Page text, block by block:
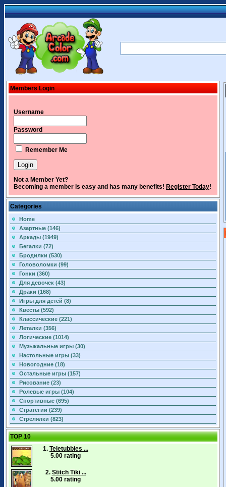
Members Login
Username
Password
Remember Me
Not a Member Yet?
Becoming a member is easy and has many benefits! Register Today!
Categories
Home
Азартные (146)
Аркады (1949)
Бегалки (72)
Бродилки (530)
Головоломки (99)
Гонки (360)
Для девочек (43)
Драки (168)
Игры для детей (8)
Квесты (592)
Классические (221)
Леталки (356)
Логические (1014)
Музыкальные игры (30)
Настольные игры (33)
Новогодние (18)
Остальные игры (157)
Рисование (23)
Ролевые игры (104)
Спортивные (695)
Стратегии (239)
Стрелялки (823)
TOP 10
1. Teletubbies ...
5.00 rating
2. Stitch Tiki ...
5.00 rating